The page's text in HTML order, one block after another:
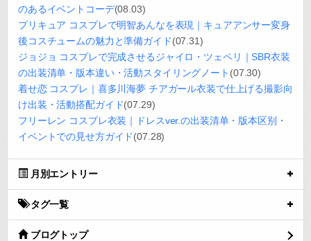
のあるイベントコーデ(08.03)
プリキュア コスプレで明智あんなを表現｜キュアアンサー変身
後コスチュームの魅力と準備ガイド(07.31)
ジョジョ コスプレで完成させるジャイロ・ツェペリ｜SBR衣装
の出装清单・版本違い・活動スタイリングノート (07.30)
着せ恋 コスプレ｜喜多川海夢 チアガール衣装で仕上げる撮影向
け出装・活動搭配ガイド(07.29)
フリーレン コスプレ衣装｜ドレスver.の出装清单・版本区别・
イベントでの見せ方ガイド(07.28)
月別エントリー
タグ一覧
ブログトップ